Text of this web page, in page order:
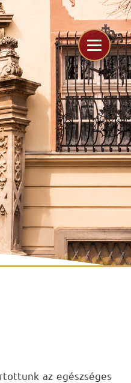
```
```
az egészséges